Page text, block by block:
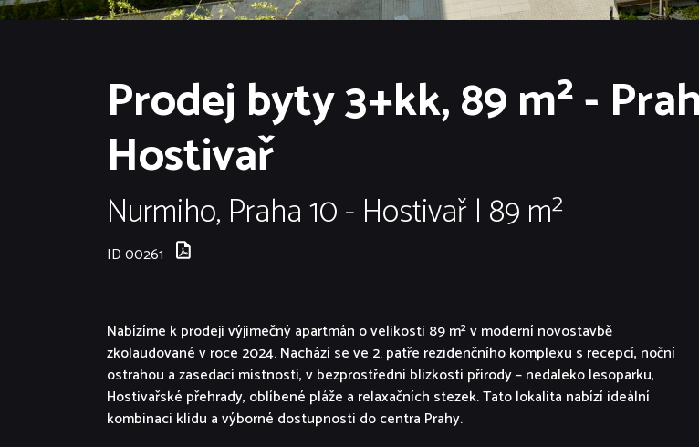
Prodej byty 3+kk, 89 m² -
Hostivař
Nurmiho, Praha 10 - Hostivař | 89 m²
ID 00261
Nabízíme k prodeji výjimečný apartmán o velikosti 89 m² v moderní novostavbě
zkolaudované v roce 2024. Nachází se ve 2. patře rezidenčního komplexu s recepcí, noční
ostrahou a zasedací místností, v bezprostřední blízkosti přírody – nedaleko lesoparku,
Hostivařské přehrady, oblíbené pláže a relaxačních stezek. Tato lokalita nabízí ideální
kombinaci klidu a výborné dostupnosti do centra Prahy.